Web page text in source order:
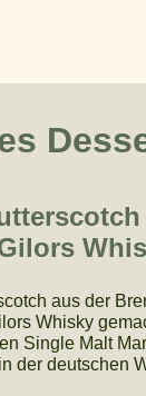
aus der
Whisky
Single Malt
der deutschen